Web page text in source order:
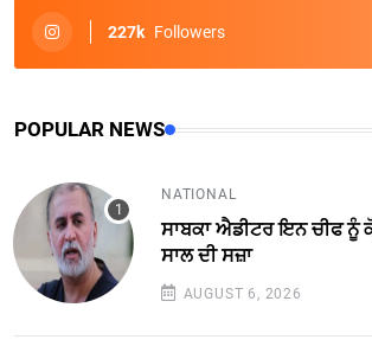
227k Followers
POPULAR NEWS
NATIONAL
ਸਾਬਕਾ ਐਡੀਟਰ ਇਨ ਚੀਫ ਨੂੰ
ਸਾਲ ਦੀ ਸਜ਼ਾ
AUGUST 6, 2026